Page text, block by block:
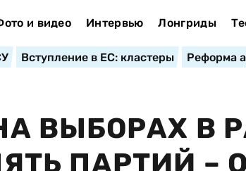
и видео Интервью Лонгриды
Вступление в ЕС: кластеры Реформа
ВЫБОРАХ В
ПАРТИЙ –